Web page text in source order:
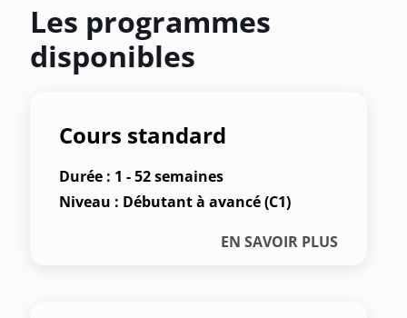
Les programmes
disponibles
Cours standard
Durée : 1 - 52 semaines
Niveau : Débutant à avancé (C1)
EN SAVOIR PLUS